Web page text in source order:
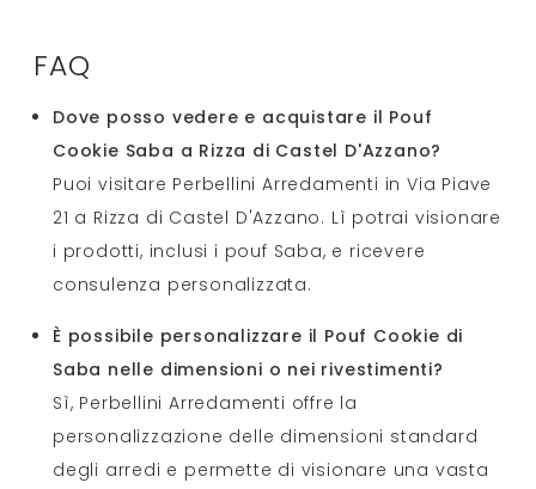
FAQ
Dove posso vedere e acquistare il Pouf
Cookie Saba a Rizza di Castel D'Azzano?
Puoi visitare Perbellini Arredamenti in Via Piave
21 a Rizza di Castel D'Azzano. Lì potrai visionare
i prodotti, inclusi i pouf Saba, e ricevere
consulenza personalizzata.
È possibile personalizzare il Pouf Cookie di
Saba nelle dimensioni o nei rivestimenti?
Sì, Perbellini Arredamenti offre la
personalizzazione delle dimensioni standard
degli arredi e permette di visionare una vasta